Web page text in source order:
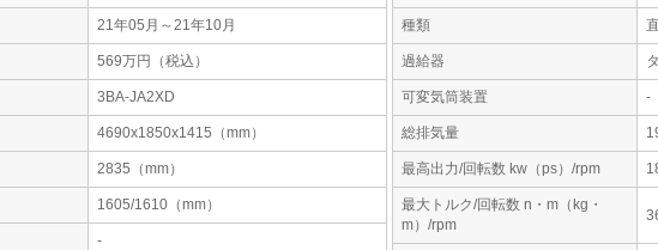
21年05月～21年10月
569万円（税込）
3BA-JA2XD
4690x1850x1415（mm）
2835（mm）
1605/1610（mm）
-
種類
過給器
可変気筒装置 -
総排気量
最高出力/回転数 kw（ps）/rpm
最大トルク/回転数 n・m（kg・
m）/rpm